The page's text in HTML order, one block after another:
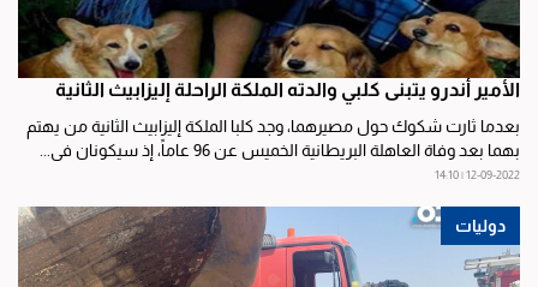
الأمير أندرو يتبنى كلبي والدته الملكة الراحلة إليزابيث الثانية
بعدما ثارت شكوك حول مصيرهما، وجد كلبا الملكة إليزابيث الثانية من يهتم
بهما بعد وفاة العاهلة البريطانية الخميس عن 96 عاماً، إذ سيكونان في...
12-09-2022 | 14:10
دوليات